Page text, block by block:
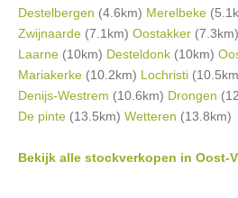
Destelbergen (4.6km) Merelbeke
Zwijnaarde (7.1km) Oostakker (7.3km)
Laarne (10km) Desteldonk (10km)
Mariakerke (10.2km) Lochristi
Denijs-Westrem (10.6km) Drongen
De pinte (13.5km) Wetteren (13.8km)
Bekijk alle stockverkopen in Oost-